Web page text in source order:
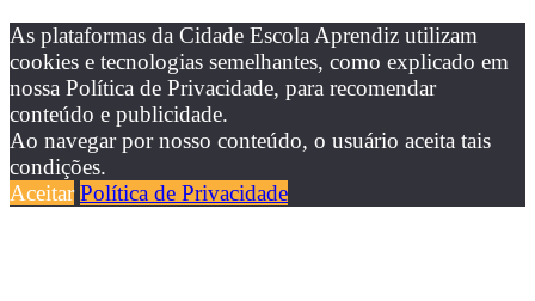
As plataformas da Cidade Escola Aprendiz utilizam
cookies e tecnologias semelhantes, como explicado em
nossa Política de Privacidade, para recomendar
conteúdo e publicidade.
Ao navegar por nosso conteúdo, o usuário aceita tais
condições.
Aceitar Política de Privacidade